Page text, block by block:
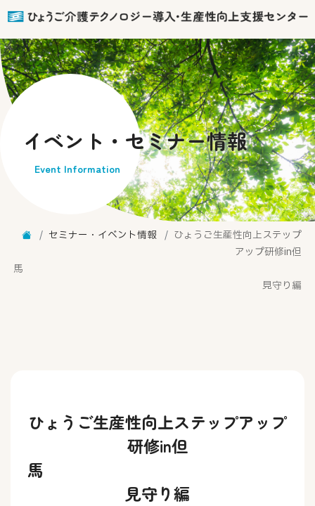
イベント・セミナー情報
Event Information
セミナー・イベント情報
ひょうご生産性向上ステップ
アップ研修in但
見守り編
ひょうご生産性向上ステップアップ
研修in但
見守り編